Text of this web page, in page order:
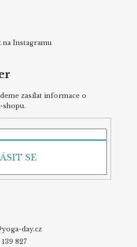
na Instagramu
zasílat informace o
shopu.
SE
yoga-day.cz
827